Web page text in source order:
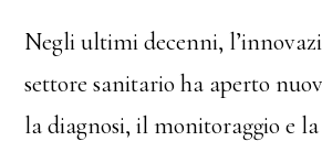
Negli ultimi decenni, l’
settore sanitarioha aperto
la diagnosi, il monitoraggio e